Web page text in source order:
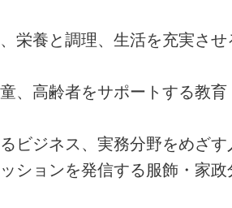
栄養と調理、生活を充実さ
、高齢者をサポートする教
ビジネス、実務分野をめざ
ションを発信する服飾・家